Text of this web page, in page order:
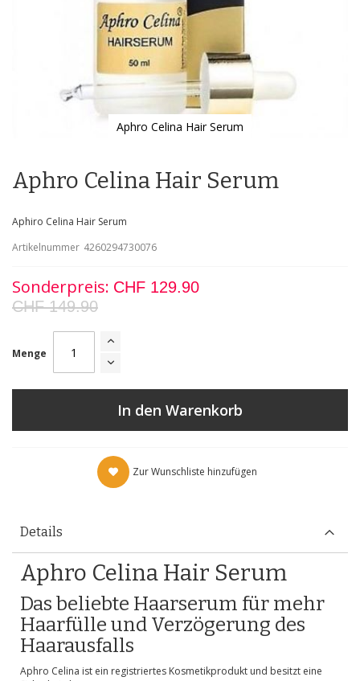
Aphro Celina Hair Serum
der
Bildgalerie
Aphro Celina Hair Serum
Aphiro Celina Hair Serum
Artikelnummer 4260294730076
Sonderpreis CHF 129.90
CHF 149.90
Menge
In den Warenkorb
Zur Wunschliste hinzufügen
Details
Aphro Celina Hair Serum
Das beliebte Haarserum für mehr
Haarfülle und Verzögerung des
Haarausfalls
Aphro Celina ist ein registriertes Kosmetikprodukt und besitzt eine